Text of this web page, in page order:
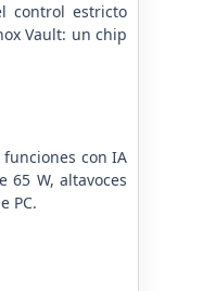
control estricto
Vault: un chip
con IA
65 W, altavoces
PC.